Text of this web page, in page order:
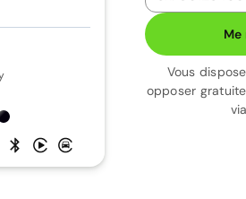
Vous
opposer
via